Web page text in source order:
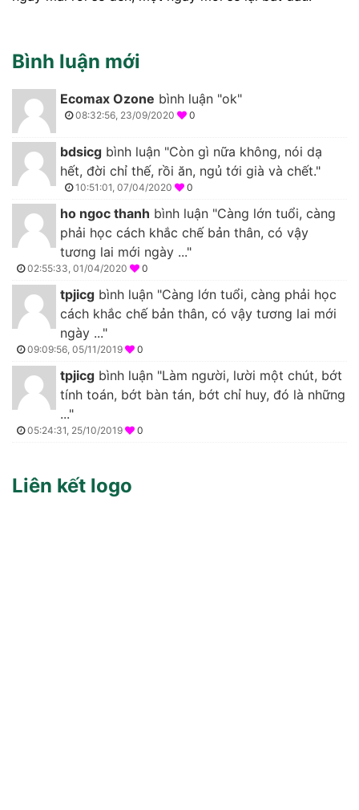
Bình luận mới
Ecomax Ozone bình luận "ok"
08:32:56, 23/09/2020 0
bdsicg bình luận "Còn gì nữa không, nói dạ
hết, đời chỉ thế, rồi ăn, ngủ tới già và chết."
10:51:01, 07/04/2020 0
ho ngoc thanh bình luận "Càng lớn tuổi, càng
phải học cách khắc chế bản thân, có vậy
tương lai mới ngày ..."
02:55:33, 01/04/2020 0
tpjicg bình luận "Càng lớn tuổi, càng phải học
cách khắc chế bản thân, có vậy tương lai mới
ngày ..."
09:09:56, 05/11/2019 0
tpjicg bình luận "Làm người, lười một chút, bớt
tính toán, bớt bàn tán, bớt chỉ huy, đó là những
..."
05:24:31, 25/10/2019 0
Liên kết logo